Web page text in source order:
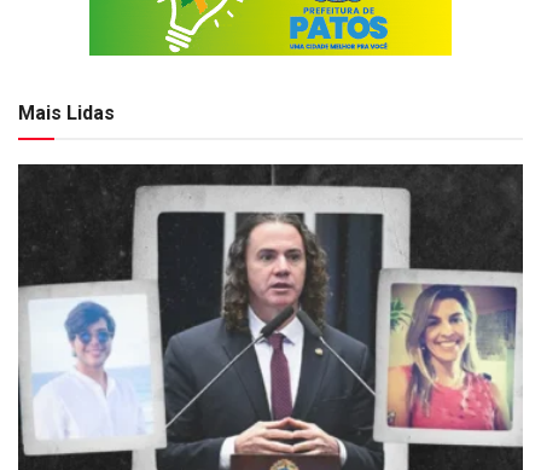
Mais Lidas